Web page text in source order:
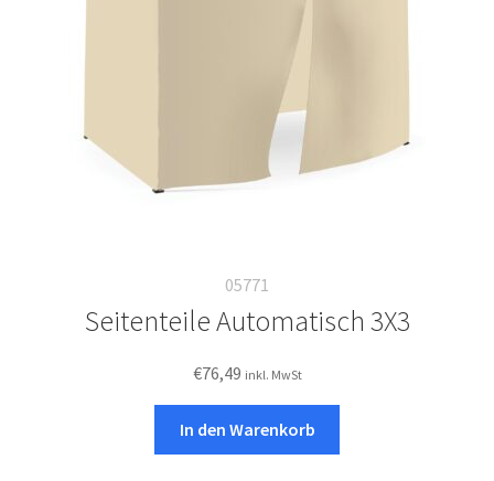
05771
Seitenteile Automatisch 3X3
€76,49 inkl. MwSt
In den Warenkorb